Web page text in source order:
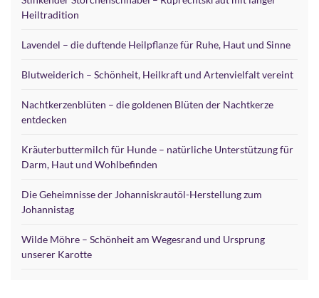
Heiltradition
Lavendel – die duftende Heilpflanze für Ruhe, Haut und Sinne
Blutweiderich – Schönheit, Heilkraft und Artenvielfalt vereint
Nachtkerzenblüten – die goldenen Blüten der Nachtkerze
entdecken
Kräuterbuttermilch für Hunde – natürliche Unterstützung für
Darm, Haut und Wohlbefinden
Die Geheimnisse der Johanniskrautöl-Herstellung zum
Johannistag
Wilde Möhre – Schönheit am Wegesrand und Ursprung
unserer Karotte